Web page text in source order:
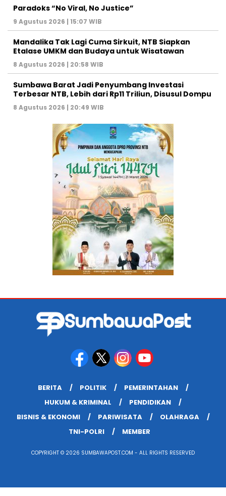
Paradoks “No Viral, No Justice”
9 Agustus 2026 | 15:07 WIB
Mandalika Tak Lagi Cuma Sirkuit, NTB Siapkan
Etalase UMKM dan Budaya untuk Wisatawan
8 Agustus 2026 | 20:58 WIB
Sumbawa Barat Jadi Penyumbang Investasi
Terbesar NTB, Lebih dari Rp11 Triliun, Disusul Dompu
8 Agustus 2026 | 20:49 WIB
BERITA POLITIK
PEMERINTAHAN
HUKUM & KRIMINAL
PENDIDIKAN
BISNIS & EKONOMI
PARIWISATA
OLAHRAGA
TNI-POLRI
MEMBER
COPYRIGHT © 2026 SUMBAWAPOST.COM - ALL RIGHTS RESERVED